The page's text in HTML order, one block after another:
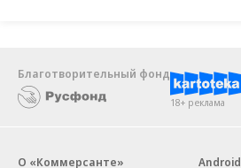
Благотворительный фонд
18+ реклама
О «Коммерсанте»
Android